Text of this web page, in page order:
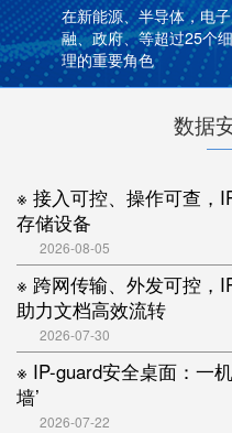
在新能源、半导体，电
融、政府、等超过25个
理的重要角色
数据
※ 接入可控、操作可查，
存储设备
2026-08-05
※ 跨网传输、外发可控，
助力文档高效流转
2026-07-30
※ IP-guard安全桌面：一
墙’
2026-07-22